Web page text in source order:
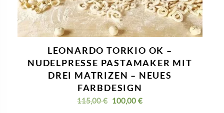
LEONARDO TORKIO OK –
NUDELPRESSE PASTAMAKER MIT
DREI MATRIZEN – NEUES
FARBDESIGN
115,00€ Ursprünglicher
100,00€Aktueller